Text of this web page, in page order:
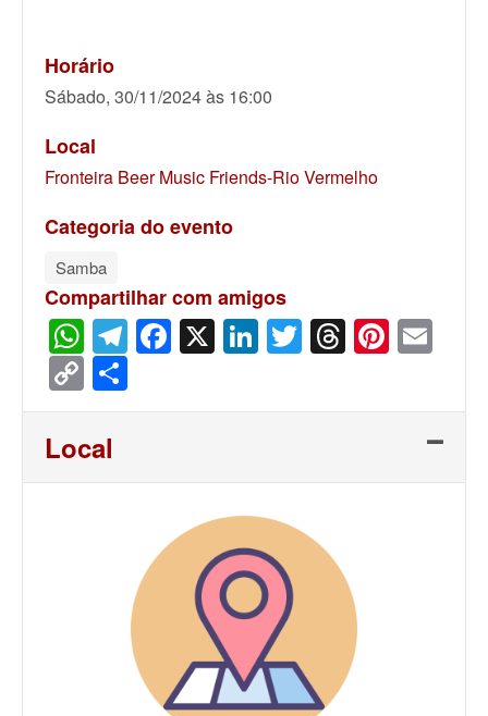
Horário
Sábado, 30/11/2024 às 16:00
Local
Fronteira Beer Music Friends-Rio Vermelho
Categoria do evento
Samba
Compartilhar com amigos
WhatsApp
Telegram
Facebook
X LinkedIn
Twitter
Threads
Copy
Link
Local